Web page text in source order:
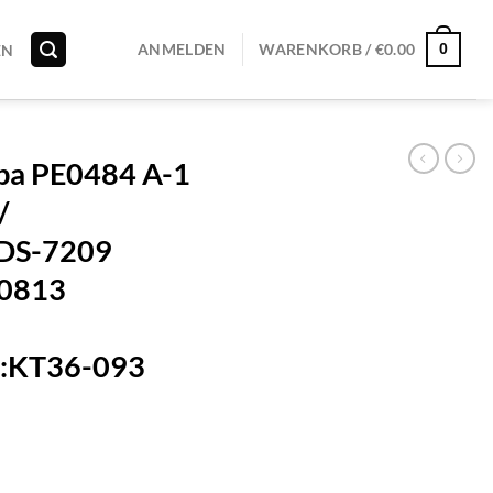
ANMELDEN WARENKORB /€0.00 0
PE0484 A-1
7209
093